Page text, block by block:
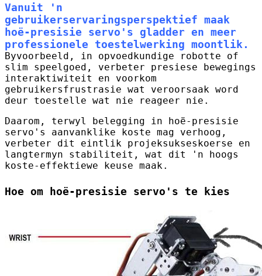
Vanuit 'n
gebruikerservaringsperspektief maak
hoë-presisie servo's gladder en meer
professionele toestelwerking moontlik.
Byvoorbeeld, in opvoedkundige robotte of
slim speelgoed, verbeter presiese bewegings
interaktiwiteit en voorkom
gebruikersfrustrasie wat veroorsaak word
deur toestelle wat nie reageer nie.
Daarom, terwyl belegging in hoë-presisie
servo's aanvanklike koste mag verhoog,
verbeter dit eintlik projeksukseskoerse en
langtermyn stabiliteit, wat dit 'n hoogs
koste-effektiewe keuse maak.
Hoe om hoë-presisie servo's te kies